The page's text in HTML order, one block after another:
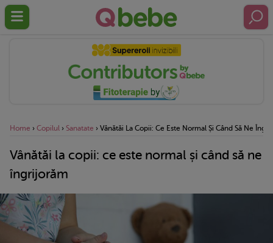
Home › Copilul › Sanatate › Vânătăi La Copii: Ce Este Normal Și Când Să Ne
Vânătăi la copii: ce este normal și când să ne
îngrijorăm